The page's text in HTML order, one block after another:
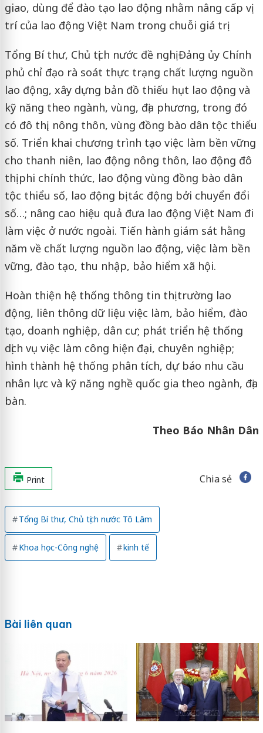
giao, dùng để đào tạo lao động nhằm nâng cấp vị
trí của lao động Việt Nam trong chuỗi giá trị.
Tổng Bí thư, Chủ tịch nước đề nghị Đảng ủy Chính
phủ chỉ đạo rà soát thực trạng chất lượng nguồn
lao động, xây dựng bản đồ thiếu hụt lao động và
kỹ năng theo ngành, vùng, địa phương, trong đó
có đô thị, nông thôn, vùng đồng bào dân tộc thiểu
số. Triển khai chương trình tạo việc làm bền vững
cho thanh niên, lao động nông thôn, lao động đô
thị phi chính thức, lao động vùng đồng bào dân
tộc thiểu số, lao động bị tác động bởi chuyển đổi
số…; nâng cao hiệu quả đưa lao động Việt Nam đi
làm việc ở nước ngoài. Tiến hành giám sát hằng
năm về chất lượng nguồn lao động, việc làm bền
vững, đào tạo, thu nhập, bảo hiểm xã hội.
Hoàn thiện hệ thống thông tin thị trường lao
động, liên thông dữ liệu việc làm, bảo hiểm, đào
tạo, doanh nghiệp, dân cư; phát triển hệ thống
dịch vụ việc làm công hiện đại, chuyên nghiệp;
hình thành hệ thống phân tích, dự báo nhu cầu
nhân lực và kỹ năng nghề quốc gia theo ngành, địa
bàn.
Theo Báo Nhân Dân
Print Chia sẻ
Tổng Bí thư, Chủ tịch nước Tô Lâm
Khoa học-Công nghệ kinh tế
Bài liên quan